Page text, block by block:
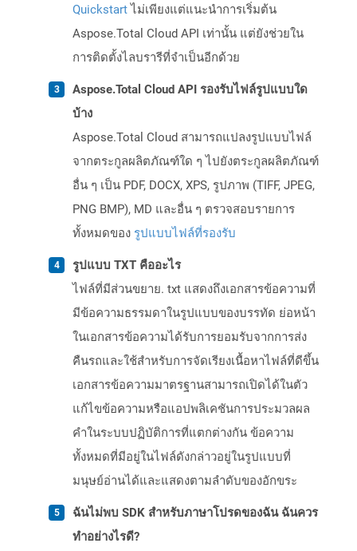
Quickstartไม่เพียงแต่แนะนำการเริ่มต้น
Aspose.Total Cloud API เท่านั้น แต่ยังช่วยใน
การติดตั้งไลบรารีที่จำเป็นอีกด้วย
Aspose.Total Cloud API รองรับไฟล์รูปแบบใด
บ้าง
Aspose.Total Cloud สามารถแปลงรูปแบบไฟล์
จากตระกูลผลิตภัณฑ์ใด ๆ ไปยังตระกูลผลิตภัณฑ์
อื่น ๆ เป็น PDF, DOCX, XPS, รูปภาพ (TIFF, JPEG,
PNG BMP), MD และอื่น ๆ ตรวจสอบรายการ
ทั้งหมดของ รูปแบบไฟล์ที่รองรับ
รูปแบบ TXT คืออะไร
ไฟล์ที่มีส่วนขยาย. txt แสดงถึงเอกสารข้อความที่
มีข้อความธรรมดาในรูปแบบของบรรทัด ย่อหน้า
ในเอกสารข้อความได้รับการยอมรับจากการส่ง
คืนรถและใช้สำหรับการจัดเรียงเนื้อหาไฟล์ที่ดีขึ้น
เอกสารข้อความมาตรฐานสามารถเปิดได้ในตัว
แก้ไขข้อความหรือแอปพลิเคชันการประมวลผล
คำในระบบปฏิบัติการที่แตกต่างกัน ข้อความ
ทั้งหมดที่มีอยู่ในไฟล์ดังกล่าวอยู่ในรูปแบบที่
มนุษย์อ่านได้และแสดงตามลำดับของอักขระ
ฉันไม่พบ SDK สำหรับภาษาโปรดของฉัน ฉันควร
ทำอย่างไรดี?